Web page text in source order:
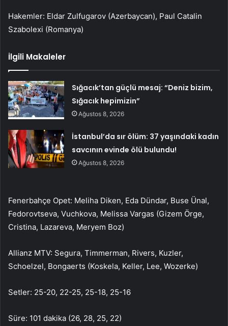
Hakemler: Eldar Zulfugarov (Azerbaycan), Paul Catalin
Szabolexi (Romanya)
İlgili Makaleler
Sığacık’tan güçlü mesaj: “Deniz bizim,
Sığacık hepimizin”
Ağustos 8, 2026
İstanbul’da sır ölüm: 37 yaşındaki kadın
savcının evinde ölü bulundu!
Ağustos 8, 2026
Fenerbahçe Opet: Meliha Diken, Eda Dündar, Buse Ünal,
Fedorovtseva, Vuchkova, Melissa Vargas (Gizem Örge,
Cristina, Lazareva, Meryem Boz)
Allianz MTV: Segura, Timmerman, Rivers, Kuzler,
Schoelzel, Bongaerts (Koskela, Keller, Lee, Wozerke)
Setler: 25-20, 22-25, 25-18, 25-16
Süre: 101 dakika (26, 28, 25, 22)